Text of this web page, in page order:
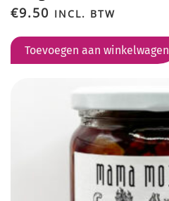
€9.50 INCL. BTW
Toevoegen aan winkelwagen